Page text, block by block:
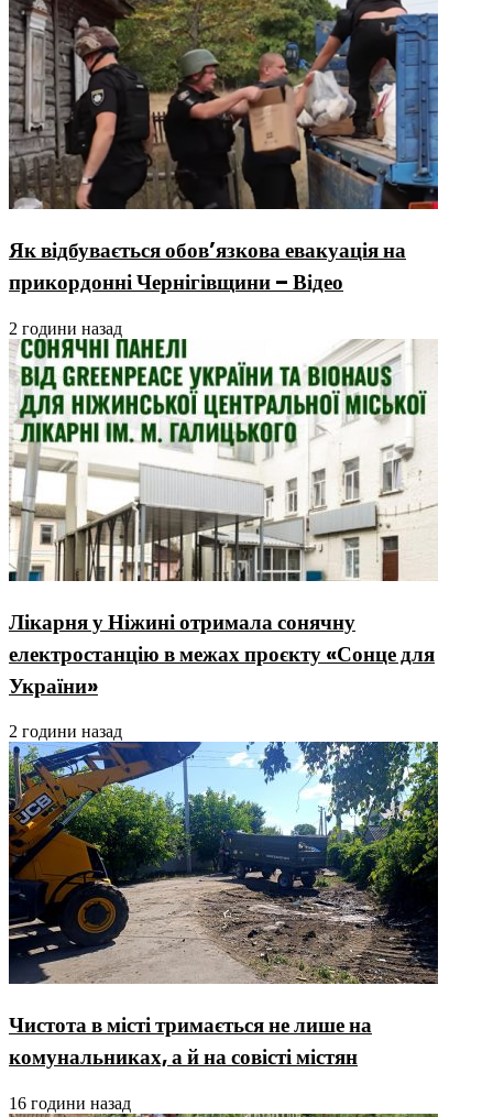
Як відбувається обов’язкова евакуація на
прикордонні Чернігівщини – Відео
2 години назад
Лікарня у Ніжині отримала сонячну
електростанцію в межах проєкту «Сонце для
України»
2 години назад
Чистота в місті тримається не лише на
комунальниках, а й на совісті містян
16 години назад